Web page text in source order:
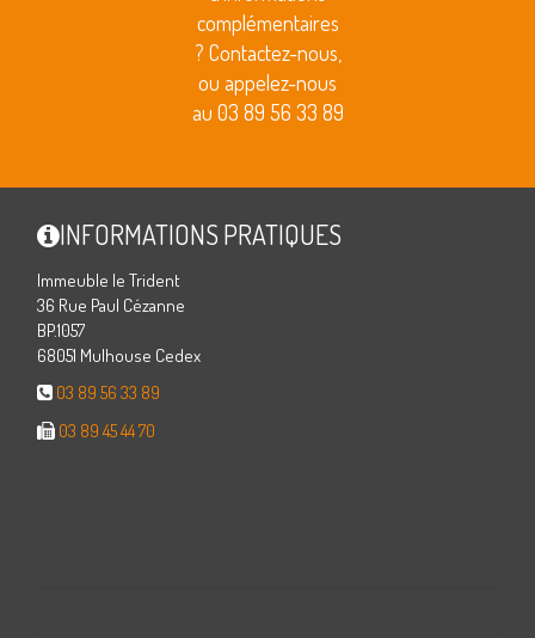
complémentaires
? Contactez-nous,
ou appelez-nous
au 03 89 56 33 89
INFORMATIONS PRATIQUES
Immeuble le Trident
36 Rue Paul Cézanne
BP.1057
68051 Mulhouse Cedex
03 89 56 33 89
03 89 45 44 70